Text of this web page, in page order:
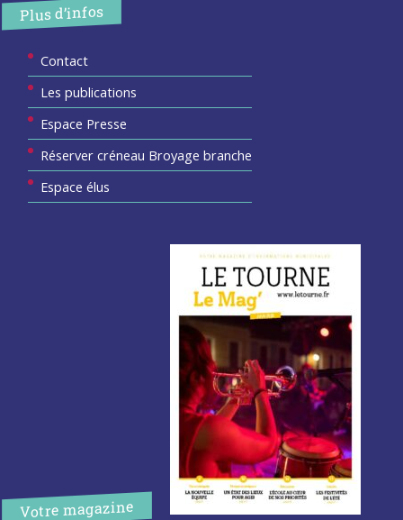
Plus d’infos
Contact
Les publications
Espace Presse
Réserver créneau Broyage branche
Espace élus
Votre magazine